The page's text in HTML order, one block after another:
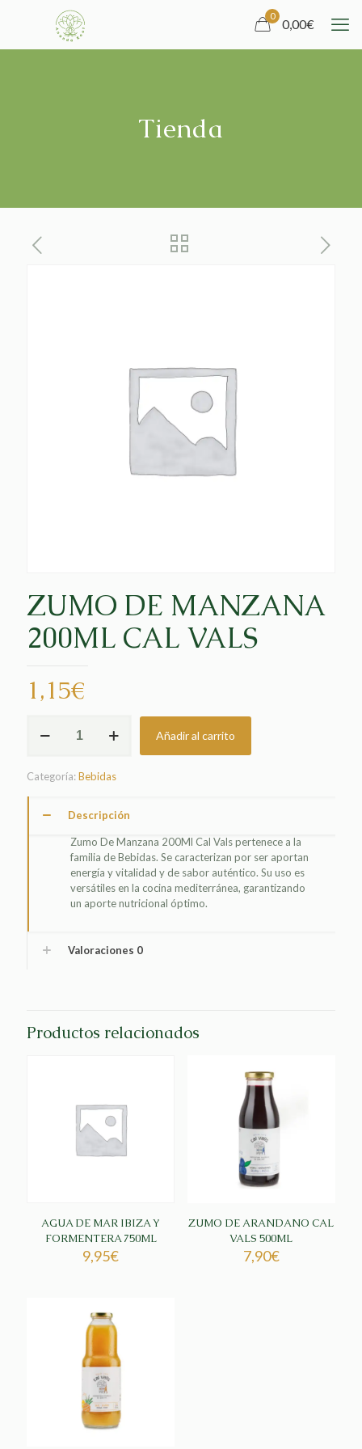
0
0,00€
Tienda
ZUMO DE MANZANA
200ML CAL VALS
1,15€
CAL
VALS
cantidad
Añadir al carrito
Categoría:Bebidas
Descripción
Zumo De Manzana 200Ml Cal Vals pertenece a la
familia de Bebidas. Se caracterizan por ser aportan
energía y vitalidad y de sabor auténtico. Su uso es
versátiles en la cocina mediterránea, garantizando
un aporte nutricional óptimo.
Valoraciones 0
Productos relacionados
AGUA DE MAR IBIZA Y
FORMENTERA 750ML
9,95€
ZUMO DE ARANDANO CAL
VALS 500ML
7,90€